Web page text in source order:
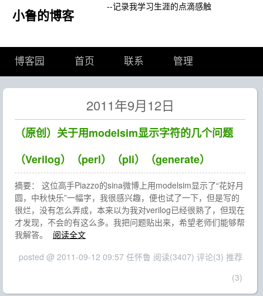
小鲁的博客 --记录我学习生涯的点滴感触
博客园 首页 联系 管理
2011年9月12日
（原创）关于用modelsim显示字符的几个问题
（Verilog）（perl）（pli）（generate）
摘要： 这位高手Piazzo的sina微博上用modelsim显示了“花好月
圆，中秋快乐”一幅字，我很感兴趣，便也试了一下，但是写的
很烂，没有怎么弄成，本来以为我对verilog已经很熟了，但现在
才发现，不会的有这么多。我把问题贴出来，希望老师们能够帮
我解答。
阅读全文
posted @ 2011-09-12 09:57 任怀鲁 阅读(3407) 评论(3) 推荐
(3)